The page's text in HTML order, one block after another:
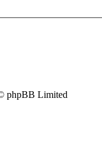
phpBB Limited